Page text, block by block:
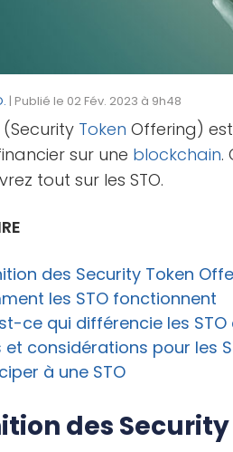
| Publié le 02 Fév. 2023 à 9h48
(Security Token Offering)
sur une blockchain.
tout sur les STO.
des Security Token
les STO fonctionnent
ce qui différencie les STO
et considérations pour les
à une STO
des